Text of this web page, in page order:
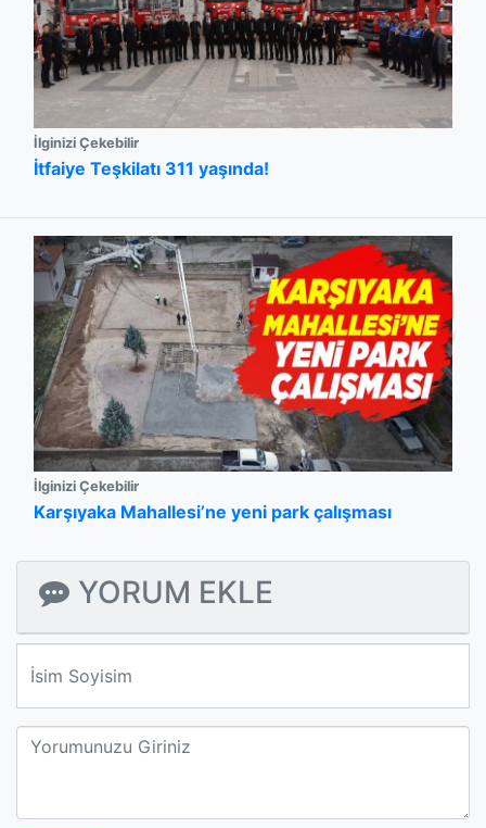
İlginizi Çekebilir
İtfaiye Teşkilatı 311 yaşında!
İlginizi Çekebilir
Karşıyaka Mahallesi’ne yeni park çalışması
YORUM EKLE